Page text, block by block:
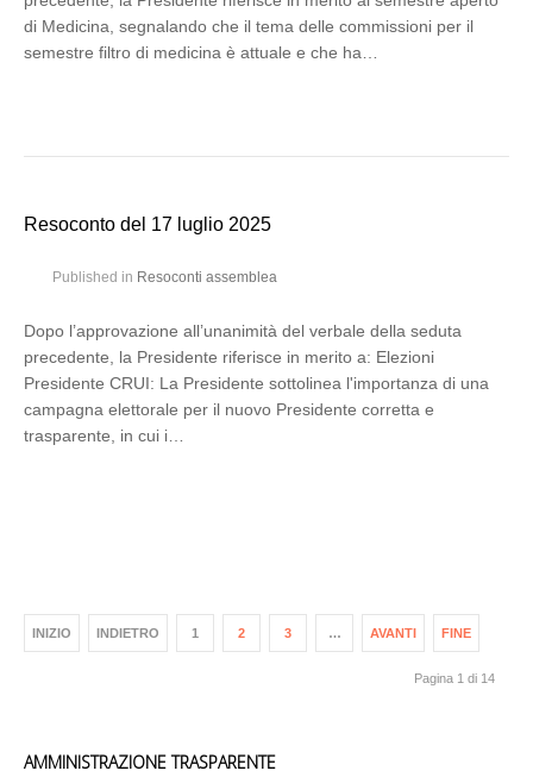
di Medicina, segnalando che il tema delle commissioni per il
semestre filtro di medicina è attuale e che ha…
Resoconto del 17 luglio 2025
Published in Resoconti assemblea
Dopo l’approvazione all’unanimità del verbale della seduta
precedente, la Presidente riferisce in merito a: Elezioni
Presidente CRUI: La Presidente sottolinea l'importanza di una
campagna elettorale per il nuovo Presidente corretta e
trasparente, in cui i…
INIZIO INDIETRO 1 2 3 … AVANTI FINE
Pagina 1 di 14
AMMINISTRAZIONE TRASPARENTE